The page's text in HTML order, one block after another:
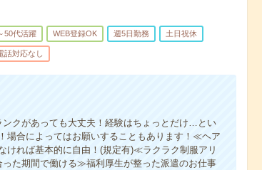
50代活躍 WEB登録OK 週5日勤務 土日祝休
話対応なし
クがあっても大丈夫！経験はちょっとだけ…とい
合によってはお願いすることもあります！≪ヘア
れば基本的に自由！(規定有)≪ラクラク制服アリ
た期間で働ける≫福利厚生が整った派遣のお仕事